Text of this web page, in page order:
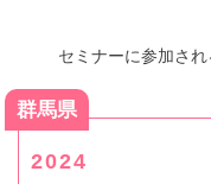
セミナーに参加さ
群馬県
2024